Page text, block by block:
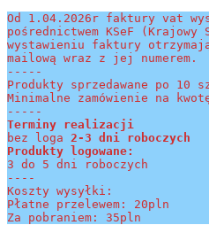
Od 1.04.2026r faktury vat
pośrednictwem KSeF
wystawieniu faktury
mailową wraz z jej numerem.
-----
Produkty sprzedawane po 10
Minimalne zamówienie na
-----
Terminy realizacji
bez loga 2-3 dni roboczych
Produkty logowane:
3 do 5 dni roboczych
----
Koszty wysyłki:
Płatne przelewem: 20pln
Za pobraniem: 35pln